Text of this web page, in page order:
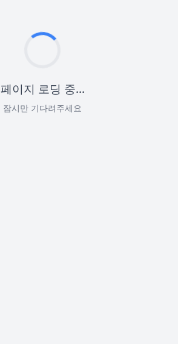
페이지 로딩 중...
잠시만 기다려주세요